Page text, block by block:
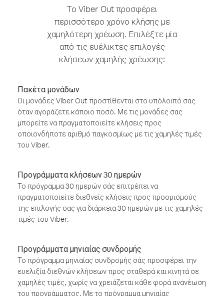
Το Viber Out προσφέρει
περισσότερο χρόνο κλήσης με
χαμηλότερη χρέωση. Επιλέξτε μία
από τις ευέλικτες επιλογές
κλήσεων χαμηλής χρέωσης:
Πακέτα μονάδων
Οι μονάδες Viber Out προστίθενται στο υπόλοιπό σας
όταν αγοράζετε κάποιο ποσό. Με τις μονάδες σας
μπορείτε να πραγματοποιείτε κλήσεις προς
οποιονδήποτε αριθμό παγκοσμίως με τις χαμηλές τιμές
του Viber.
Προγράμματα κλήσεων 30 ημερών
Το πρόγραμμα 30 ημερών σάς επιτρέπει να
πραγματοποιείτε διεθνείς κλήσεις προς προορισμούς
της επιλογής σας για διάρκεια 30 ημερών με τις χαμηλές
τιμές του Viber.
Προγράμματα μηνιαίας συνδρομής
Το πρόγραμμα μηνιαίας συνδρομής σάς προσφέρει την
ευελιξία διεθνών κλήσεων προς σταθερά και κινητά σε
χαμηλές τιμές, χωρίς να χρειάζεται κάθε φορά ανανέωση
του προγράμματος. Με το πρόγραμμα μηνιαίας